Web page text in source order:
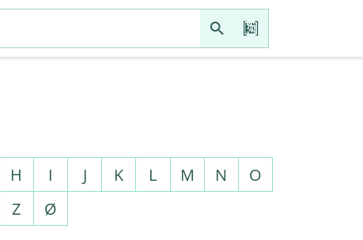
H I J K L M N
O
Z Ø